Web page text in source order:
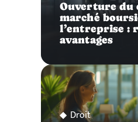
Ouverture du
marché
l’entreprise :
avantages
Droit